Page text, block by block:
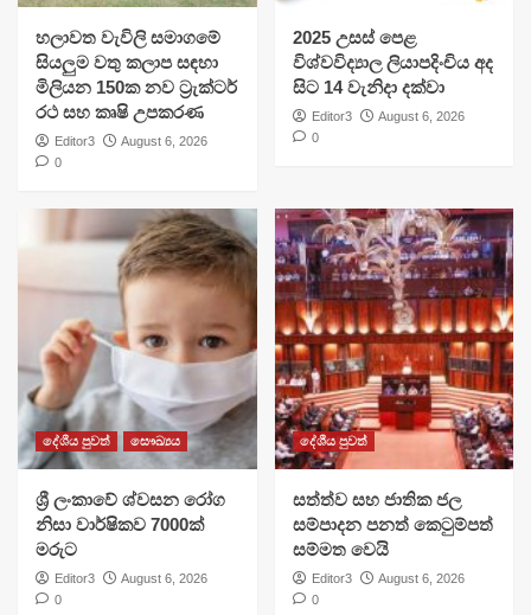
හලාවත වැවිලි සමාගමේ
සියලුම වතු කලාප සඳහා
මිලියන 150ක නව ට්‍රැක්ටර්
රථ සහ කෘෂි උපකරණ
Editor3
August 6, 2026
0
​2025 උසස් පෙළ
විශ්වවිද්‍යාල ලියාපදිංචිය අද
සිට 14 වැනිදා දක්වා
Editor3
August 6, 2026
0
දේශීය පුවත් සෞඛ්‍යය
ශ්‍රී ලංකාවේ ශ්වසන රෝග
නිසා වාර්ෂිකව 7000ක්
මරුට
Editor3
August 6, 2026
0
දේශීය පුවත්
සත්ත්ව සහ ජාතික ජල
සම්පාදන පනත් කෙටුම්පත්
සම්මත වෙයි
Editor3
August 6, 2026
0